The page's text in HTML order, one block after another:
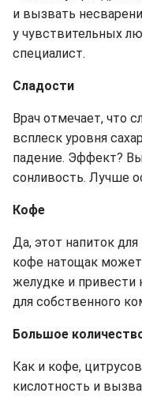
и вызвать
у чувствительных
специалист.
Сладости
Врач отмечает, что
всплеск уровня
падение. Эффект?
сонливость. Лучше
Кофе
Да, этот напиток
кофе натощак
желудке и привести
для собственного
Большое
Как и кофе,
кислотность и